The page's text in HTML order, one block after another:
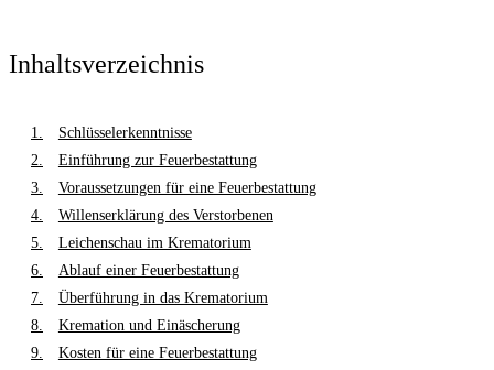
Inhaltsverzeichnis
Schlüsselerkenntnisse
Einführung zur Feuerbestattung
Voraussetzungen für eine Feuerbestattung
Willenserklärung des Verstorbenen
Leichenschau im Krematorium
Ablauf einer Feuerbestattung
Überführung in das Krematorium
Kremation und Einäscherung
Kosten für eine Feuerbestattung